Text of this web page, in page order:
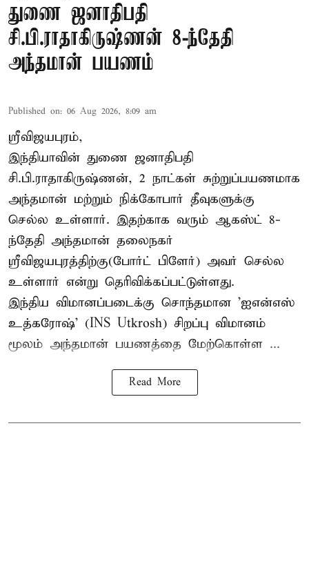
துணை ஜனாதிபதி
சி.பி.ராதாகிருஷ்ணன் 8-ந்தேதி
அந்தமான் பயணம்
Published on: 06 Aug 2026, 8:09 am
ஸ்ரீவிஜயபுரம்,
இந்தியாவின் துணை ஜனாதிபதி
சி.பி.ராதாகிருஷ்ணன், 2 நாட்கள் சுற்றுப்பயணமாக
அந்தமான் மற்றும் நிக்கோபார் தீவுகளுக்கு
செல்ல உள்ளார். இதற்காக வரும் ஆகஸ்ட் 8-
ந்தேதி அந்தமான் தலைநகர்
ஸ்ரீவிஜயபுரத்திற்கு(போர்ட் பிளேர்) அவர் செல்ல
உள்ளார் என்று தெரிவிக்கப்பட்டுள்ளது.
இந்திய விமானப்படைக்கு சொந்தமான 'ஐஎன்எஸ்
உத்கரோஷ்' (INS Utkrosh) சிறப்பு விமானம்
மூலம் அந்தமான் பயணத்தை மேற்கொள்ள ...
Read More